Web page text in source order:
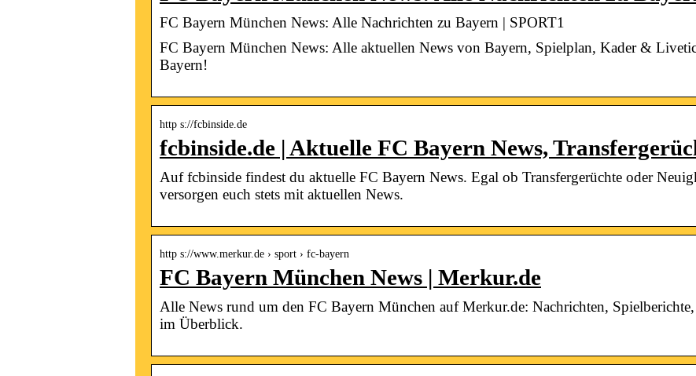
FC Bayern München News: Alle Nachrichten zu Bayern | SPORT1
FC Bayern München News: Alle aktuellen News von Bayern, Spielplan, Kader &
Bayern!
http s://fcbinside.de
fcbinside.de | Aktuelle FC Bayern News,
Auf fcbinside findest du aktuelle FC Bayern News. Egal ob Transfergerüchte oder
versorgen euch stets mit aktuellen News.
http s://www.merkur.de › sport › fc-bayern
FC Bayern München News | Merkur.de
Alle News rund um den FC Bayern München auf Merkur.de: Nachrichten,
im Überblick.